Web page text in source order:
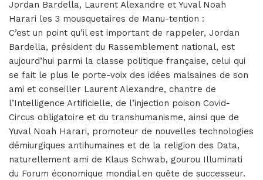
Jordan Bardella, Laurent Alexandre et Yuval Noah
Harari les 3 mousquetaires de Manu-tention :
C’est un point qu’il est important de rappeler, Jordan
Bardella, président du Rassemblement national, est
aujourd’hui parmi la classe politique française, celui qui
se fait le plus le porte-voix des idées malsaines de son
ami et conseiller Laurent Alexandre, chantre de
l’Intelligence Artificielle, de l’injection poison Covid-
Circus obligatoire et du transhumanisme, ainsi que de
Yuval Noah Harari, promoteur de nouvelles technologies
démiurgiques antihumaines et de la religion des Data,
naturellement ami de Klaus Schwab, gourou Illuminati
du Forum économique mondial en quête de successeur.